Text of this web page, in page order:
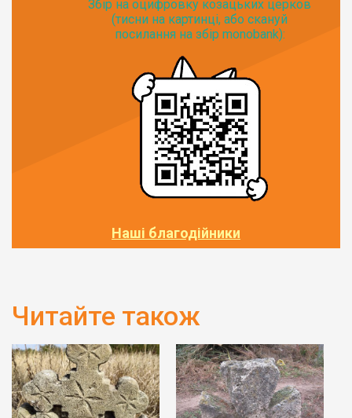
Збір на оцифровку козацьких церков
(тисни на картинці, або скануй
посилання на збір monobank):
Наші благодійники
Читайте також